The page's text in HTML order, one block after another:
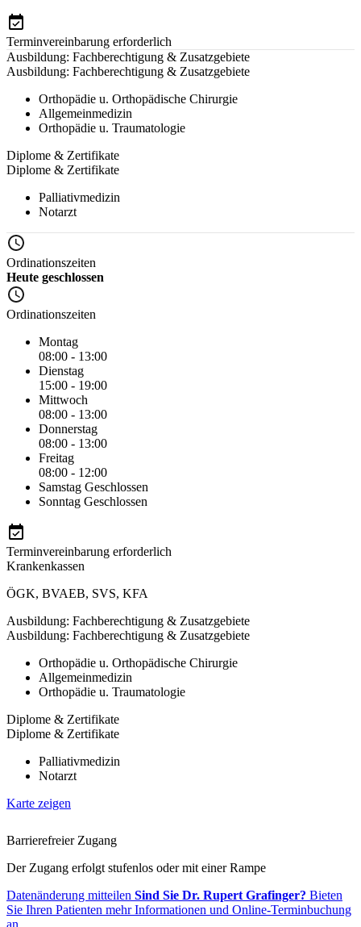
Terminvereinbarung erforderlich
Ausbildung: Fachberechtigung & Zusatzgebiete
Ausbildung: Fachberechtigung & Zusatzgebiete
Orthopädie u. Orthopädische Chirurgie
Allgemeinmedizin
Orthopädie u. Traumatologie
Diplome & Zertifikate
Diplome & Zertifikate
Palliativmedizin
Notarzt
Ordinationszeiten
Heute geschlossen
Ordinationszeiten
Montag
08:00 - 13:00
Dienstag
15:00 - 19:00
Mittwoch
08:00 - 13:00
Donnerstag
08:00 - 13:00
Freitag
08:00 - 12:00
Samstag Geschlossen
Sonntag Geschlossen
Terminvereinbarung erforderlich
Krankenkassen
ÖGK, BVAEB, SVS, KFA
Ausbildung: Fachberechtigung & Zusatzgebiete
Ausbildung: Fachberechtigung & Zusatzgebiete
Orthopädie u. Orthopädische Chirurgie
Allgemeinmedizin
Orthopädie u. Traumatologie
Diplome & Zertifikate
Diplome & Zertifikate
Palliativmedizin
Notarzt
Karte zeigen
Barrierefreier Zugang
Der Zugang erfolgt stufenlos oder mit einer Rampe
Datenänderung mitteilen Sind Sie Dr. Rupert Grafinger? Bieten
Sie Ihren Patienten mehr Informationen und Online-Terminbuchung